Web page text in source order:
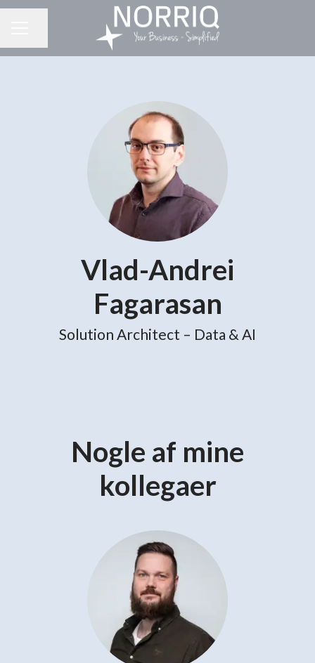
Vlad-Andrei
Fagarasan
Solution Architect – Data & AI
Nogle af mine
kollegaer